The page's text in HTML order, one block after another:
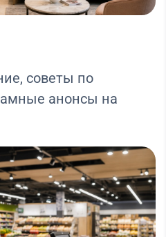
советы по
анонсы на